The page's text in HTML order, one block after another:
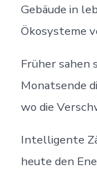
Gebäude in
Ökosysteme
Früher sahen
Monatsende
wo die
Intelligente
heute den